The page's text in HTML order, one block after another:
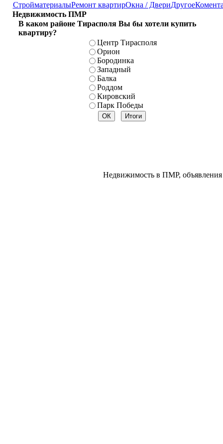
СтройматериалыРемонт квартирОкна / ДвериДругое
Недвижимость ПМР
В каком районе Тирасполя Вы бы хотели купить
квартиру?
Центр Тирасполя
Орион
Бородинка
Западный
Балка
Роддом
Кировский
Парк Победы
Недвижимость в ПМР, объявления